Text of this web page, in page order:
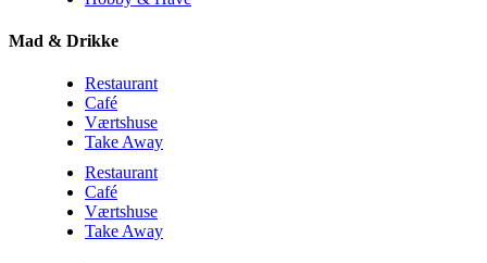
Mad & Drikke
Restaurant
Café
Værtshuse
Take Away
Restaurant
Café
Værtshuse
Take Away